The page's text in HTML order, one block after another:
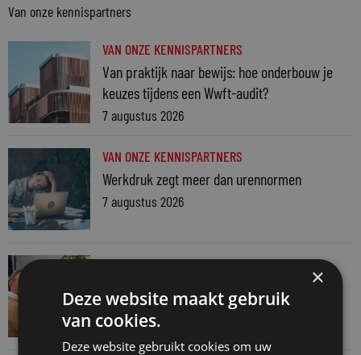
Van onze kennispartners
VAN ONZE KENNISPARTNERS
Van praktijk naar bewijs: hoe onderbouw je
keuzes tijdens een Wwft-audit?
7 augustus 2026
VAN ONZE KENNISPARTNERS
Werkdruk zegt meer dan urennormen
7 augustus 2026
VAN ONZE KENNISPARTNERS
advocatenkantoor hetzelfde kan blijven
4 augustus 2026
×
Deze website maakt gebruik
van cookies.
Deze website gebruikt cookies om uw